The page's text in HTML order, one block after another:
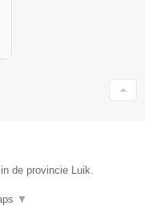
de provincie Luik.
▼